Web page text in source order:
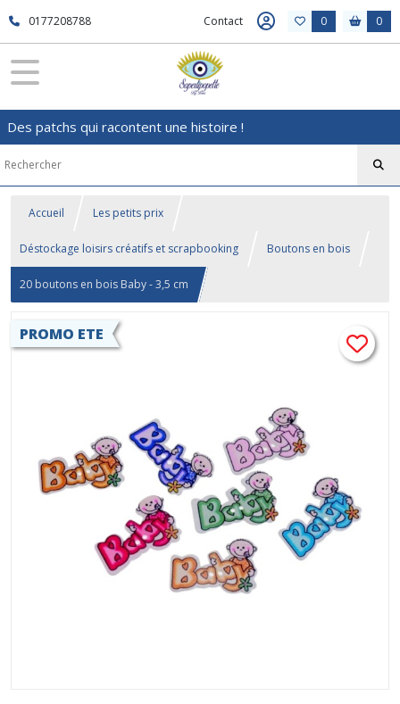
0177208788 Contact 0 0
Des patchs qui racontent une histoire !
Accueil Les petits prix
Déstockage loisirs créatifs et scrapbooking Boutons en bois
20 boutons en bois Baby - 3,5 cm
PROMO ETE